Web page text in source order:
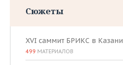
Сюжеты
XVI саммит БРИКС в Казани
499 МАТЕРИАЛОВ